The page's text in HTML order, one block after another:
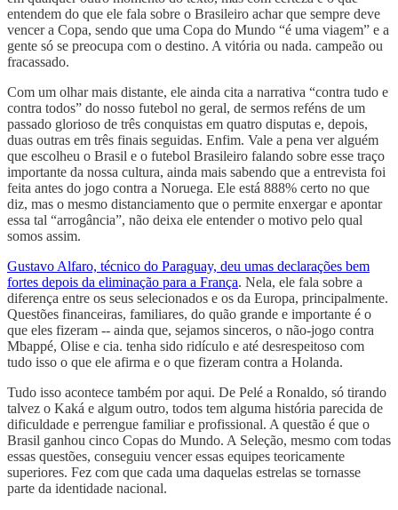
entendem do que ele fala sobre o Brasileiro achar que sempre deve
vencer a Copa, sendo que uma Copa do Mundo “é uma viagem” e a
gente só se preocupa com o destino. A vitória ou nada. campeão ou
fracassado.
Com um olhar mais distante, ele ainda cita a narrativa “contra tudo e
contra todos” do nosso futebol no geral, de sermos reféns de um
passado glorioso de três conquistas em quatro disputas e, depois,
duas outras em três finais seguidas. Enfim. Vale a pena ver alguém
que escolheu o Brasil e o futebol Brasileiro falando sobre esse traço
importante da nossa cultura, ainda mais sabendo que a entrevista foi
feita antes do jogo contra a Noruega. Ele está 888% certo no que
diz, mas o mesmo distanciamento que o permite enxergar e apontar
essa tal “arrogância”, não deixa ele entender o motivo pelo qual
somos assim.
Gustavo Alfaro, técnico do Paraguay, deu umas declarações bem
fortes depois da eliminação para a França. Nela, ele fala sobre a
diferença entre os seus selecionados e os da Europa, principalmente.
Questões financeiras, familiares, do quão grande e importante é o
que eles fizeram -- ainda que, sejamos sinceros, o não-jogo contra
Mbappé, Olise e cia. tenha sido ridículo e até desrespeitoso com
tudo isso o que ele afirma e o que fizeram contra a Holanda.
Tudo isso acontece também por aqui. De Pelé a Ronaldo, só tirando
talvez o Kaká e algum outro, todos tem alguma história parecida de
dificuldade e perrengue familiar e profissional. A questão é que o
Brasil ganhou cinco Copas do Mundo. A Seleção, mesmo com todas
essas questões, conseguiu vencer essas equipes teoricamente
superiores. Fez com que cada uma daquelas estrelas se tornasse
parte da identidade nacional.